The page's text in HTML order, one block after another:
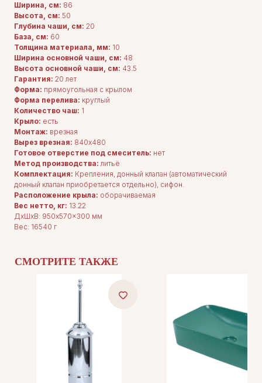
Ширина, см: 86
Высота, см: 50
Глубина чаши, см: 20
База, см: 60
Толщина материала, мм: 10
Ширина основной чаши, см: 48
Высота основной чаши, см: 43.5
Гарантия: 20 лет
Форма: прямоугольная с крылом
Форма перелива: круглый
Количество чаш: 1
Крыло: есть
Монтаж: врезная
Вырез врезная: 840x480
Готовое отверстие под смеситель: нет
Метод производства: литьё
Комплектация: Крепления, донный клапан (автоматический
донный клапан приобретается отдельно), сифон.
Расположение крыла: оборачиваемая
Вес нетто, кг: 13.22
ДxШxВ: 950x570x300 мм
Вес: 16540 г
СМОТРИТЕ ТАКЖЕ
Политика конфиденциальности
Комплектация
О нас
Сотрудничество
Контакты
+7 (905) 208-46-36
телефон для связи